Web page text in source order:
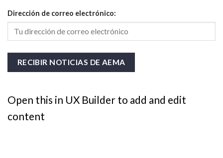
Dirección de correo electrónico:
Open this in UX Builder to add and edit
content